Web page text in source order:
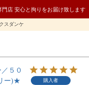
店 安心と拘りをお届け致します
スダンケ
５０
ー)★
購入者